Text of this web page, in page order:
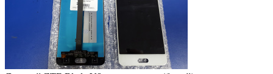
Дисплей ZTE Blade V8 с тачскрином (белый)